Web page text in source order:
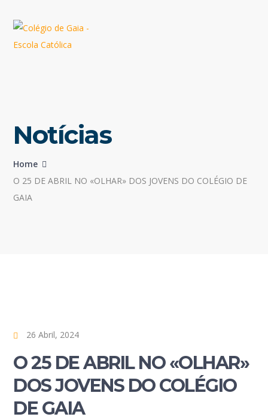
Notícias
Home
O 25 DE ABRIL NO «OLHAR» DOS JOVENS DO COLÉGIO DE
GAIA
26 Abril, 2024
O 25 DE ABRIL NO «OLHAR»
DOS JOVENS DO COLÉGIO
DE GAIA